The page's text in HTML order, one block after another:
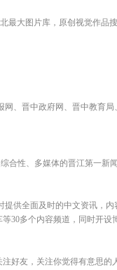
最大图片库，原创视觉作品
、晋中政府网、晋中教育局
合性、多媒体的晋江第一新闻
供全面及时的中文资讯，
30多个内容频道，同时开设
好友，关注你觉得有意思